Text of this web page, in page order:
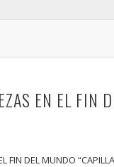
EN EL FIN
FIN DEL MUNDO